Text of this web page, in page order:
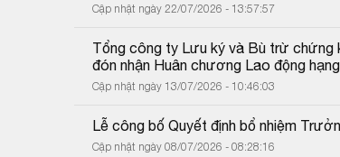
Cập nhật ngày 22/07/2026 - 13:57:57
Tổng công ty Lưu ký và Bù trừ chứng
đón nhận Huân chương Lao động
Cập nhật ngày 13/07/2026 - 10:46:03
Lễ công bố Quyết định bổ nhiệm
Cập nhật ngày 08/07/2026 - 08:28:16